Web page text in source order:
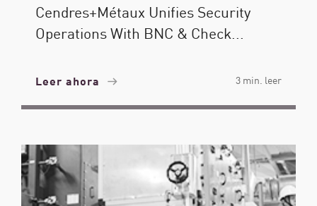
Cendres+Métaux Unifies Security
Operations With BNC & Check...
Leer ahora 3 min. leer